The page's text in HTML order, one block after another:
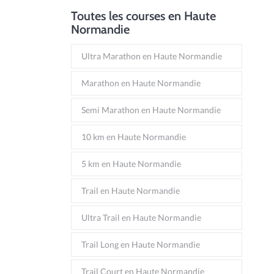
Toutes les courses en Haute
Normandie
Ultra Marathon en Haute Normandie
Marathon en Haute Normandie
Semi Marathon en Haute Normandie
10 km en Haute Normandie
5 km en Haute Normandie
Trail en Haute Normandie
Ultra Trail en Haute Normandie
Trail Long en Haute Normandie
Trail Court en Haute Normandie